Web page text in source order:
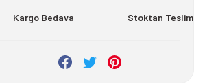
Kargo Bedava Stoktan Teslim